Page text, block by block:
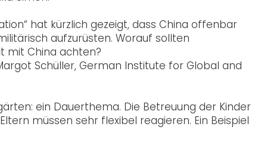
hat kürzlich gezeigt, dass China offenbar
aufzurüsten. Worauf sollten
mit China achten?
Schüller, German Institute for Global and
ein Dauerthema. Die Betreuung der Kinder
müssen sehr flexibel reagieren. Ein Beispiel